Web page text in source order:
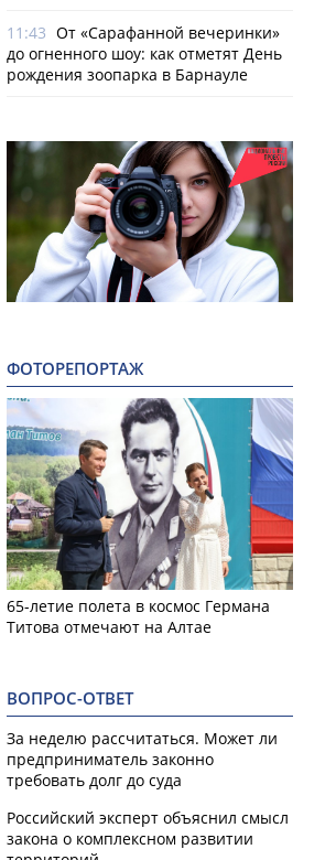
11:43 От «Сарафанной вечеринки»
до огненного шоу: как отметят День
рождения зоопарка в Барнауле
ФОТОРЕПОРТАЖ
65-летие полета в космос Германа
Титова отмечают на Алтае
ВОПРОС-ОТВЕТ
За неделю рассчитаться. Может ли
предприниматель законно
требовать долг до суда
Российский эксперт объяснил смысл
закона о комплексном развитии